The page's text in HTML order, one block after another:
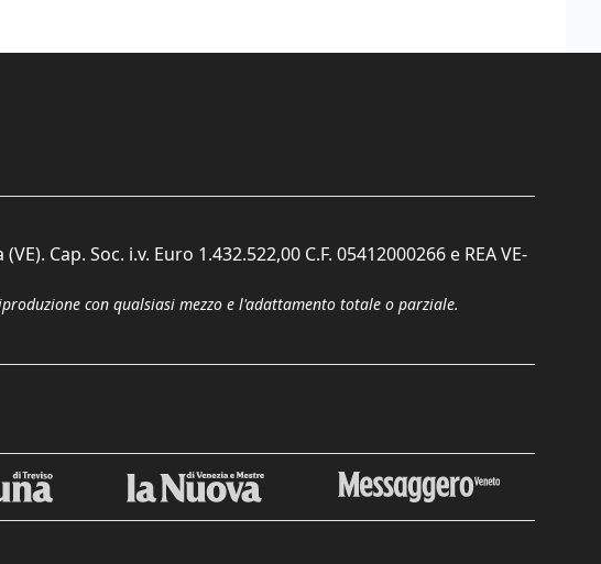
Cap. Soc. i.v. Euro 1.432.522,00 C.F. 05412000266 e REA VE-
con qualsiasi mezzo e l'adattamento totale o parziale.